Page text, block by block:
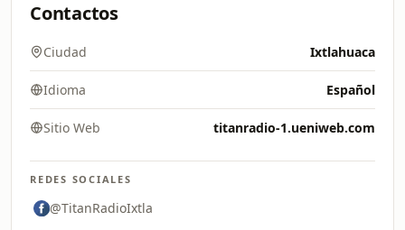
Contactos
Ciudad Ixtlahuaca
Idioma Español
Sitio Web titanradio-1.ueniweb.com
REDES SOCIALES
@TitanRadioIxtla